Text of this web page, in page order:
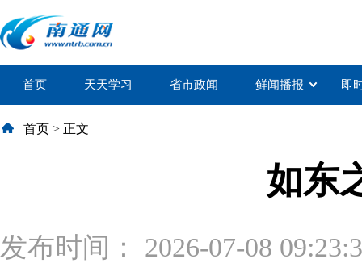
首页 天天学习 省市政闻 鲜闻播报 即
首页 > 正文
如东
发布时间： 2026-07-08